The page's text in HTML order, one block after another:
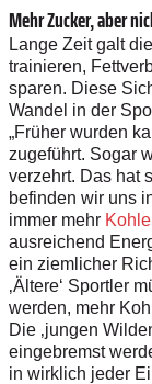
Mehr Zucker, aber
Lange Zeit galt
trainieren,
sparen. Diese
Wandel in der
„Früher wurden
zugeführt. Sogar
verzehrt. Das hat
befinden wir uns
immer mehr
ausreichend
ein ziemlicher
‚Ältere‘ Sportler
werden, mehr
Die ‚jungen
eingebremst
in wirklich jeder